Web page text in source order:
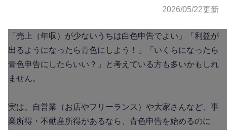
2026/05/22更新
「売上（年収）が少ないうちは白色申告でよい」「利益が
出るようになったら青色にしよう！」「いくらになったら
青色申告にしたらいい？」と考えている方も多いかもしれ
ません。
実は、自営業（お店やフリーランス）や大家さんなど、事
業所得・不動産所得があるなら、青色申告を始めるのに